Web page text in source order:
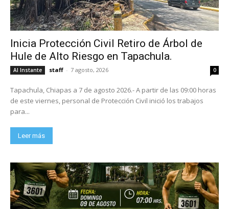
Inicia Protección Civil Retiro de Árbol de
Hule de Alto Riesgo en Tapachula.
Al Instante staff - 7 agosto, 2026 0
Tapachula, Chiapas a 7 de agosto 2026.- A partir de las 09:00 horas
de este viernes, personal de Protección Civil inició los trabajos
para...
Leer más